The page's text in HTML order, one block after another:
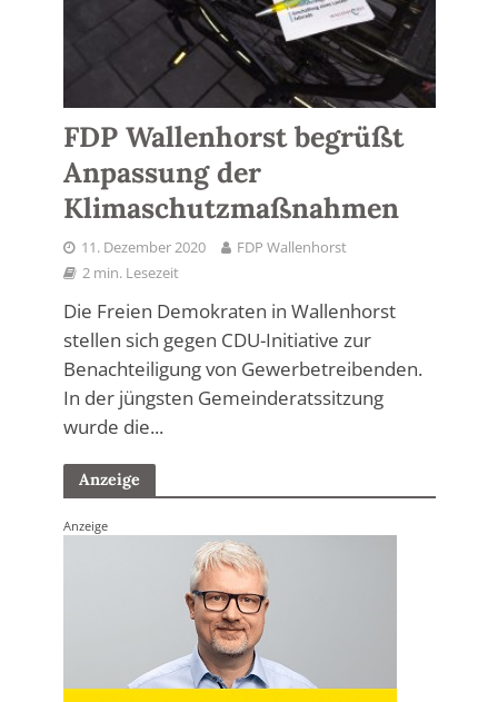
FDP Wallenhorst begrüßt
Anpassung der
Klimaschutzmaßnahmen
11. Dezember 2020
FDP Wallenhorst
2 min. Lesezeit
Die Freien Demokraten in Wallenhorst
stellen sich gegen CDU-Initiative zur
Benachteiligung von Gewerbetreibenden.
In der jüngsten Gemeinderatssitzung
wurde die...
Anzeige
Anzeige